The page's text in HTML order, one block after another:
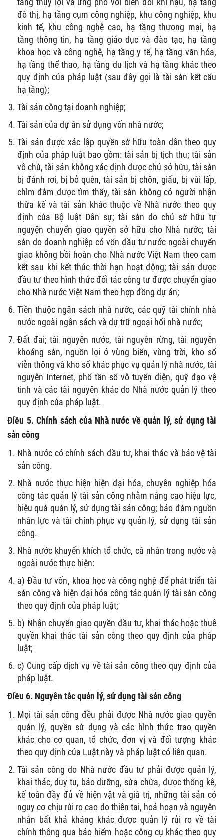
đô thị, hạ tầng cụm công nghiệp, khu công nghiệp, khu
kinh tế, khu công nghệ cao, hạ tầng thương mại, hạ
tầng thông tin, hạ tầng giáo dục và đào tạo, hạ tầng
khoa học và công nghệ, hạ tầng y tế, hạ tầng văn hóa,
hạ tầng thể thao, hạ tầng du lịch và hạ tầng khác theo
quy định của pháp luật (sau đây gọi là tài sản kết cấu
hạ tầng);
Tài sản công tại doanh nghiệp;
Tài sản của dự án sử dụng vốn nhà nước;
Tài sản được xác lập quyền sở hữu toàn dân theo quy
định của pháp luật bao gồm: tài sản bị tịch thu; tài sản
vô chủ, tài sản không xác định được chủ sở hữu, tài sản
bị đánh rơi, bị bỏ quên, tài sản bị chôn, giấu, bị vùi lấp,
chìm đắm được tìm thấy, tài sản không có người nhận
thừa kế và tài sản khác thuộc về Nhà nước theo quy
định của Bộ luật Dân sự; tài sản do chủ sở hữu tự
nguyện chuyển giao quyền sở hữu cho Nhà nước; tài
sản do doanh nghiệp có vốn đầu tư nước ngoài chuyển
giao không bồi hoàn cho Nhà nước Việt Nam theo cam
kết sau khi kết thúc thời hạn hoạt động; tài sản được
đầu tư theo hình thức đối tác công tư được chuyển giao
cho Nhà nước Việt Nam theo hợp đồng dự án;
Tiền thuộc ngân sách nhà nước, các quỹ tài chính nhà
nước ngoài ngân sách và dự trữ ngoại hối nhà nước;
Đất đai; tài nguyên nước, tài nguyên rừng, tài nguyên
khoáng sản, nguồn lợi ở vùng biển, vùng trời, kho số
viễn thông và kho số khác phục vụ quản lý nhà nước, tài
nguyên Internet, phổ tần số vô tuyến điện, quỹ đạo vệ
tinh và các tài nguyên khác do Nhà nước quản lý theo
quy định của pháp luật.
Điều 5. Chính sách của Nhà nước về quản lý, sử dụng tài
sản công
Nhà nước có chính sách đầu tư, khai thác và bảo vệ tài
sản công.
Nhà nước thực hiện hiện đại hóa, chuyên nghiệp hóa
công tác quản lý tài sản công nhằm nâng cao hiệu lực,
hiệu quả quản lý, sử dụng tài sản công; bảo đảm nguồn
nhân lực và tài chính phục vụ quản lý, sử dụng tài sản
công.
Nhà nước khuyến khích tổ chức, cá nhân trong nước và
ngoài nước thực hiện:
a) Đầu tư vốn, khoa học và công nghệ để phát triển tài
sản công và hiện đại hóa công tác quản lý tài sản công
theo quy định của pháp luật;
b) Nhận chuyển giao quyền đầu tư, khai thác hoặc thuê
quyền khai thác tài sản công theo quy định của pháp
luật;
c) Cung cấp dịch vụ về tài sản công theo quy định của
pháp luật.
Điều 6. Nguyên tắc quản lý, sử dụng tài sản công
Mọi tài sản công đều phải được Nhà nước giao quyền
quản lý, quyền sử dụng và các hình thức trao quyền
khác cho cơ quan, tổ chức, đơn vị và đối tượng khác
theo quy định của Luật này và pháp luật có liên quan.
Tài sản công do Nhà nước đầu tư phải được quản lý,
khai thác, duy tu, bảo dưỡng, sửa chữa, được thống kê,
kế toán đầy đủ về hiện vật và giá trị, những tài sản có
nguy cơ chịu rủi ro cao do thiên tai, hoả hoạn và nguyên
nhân bất khả kháng khác được quản lý rủi ro về tài
chính thông qua bảo hiểm hoặc công cụ khác theo quy